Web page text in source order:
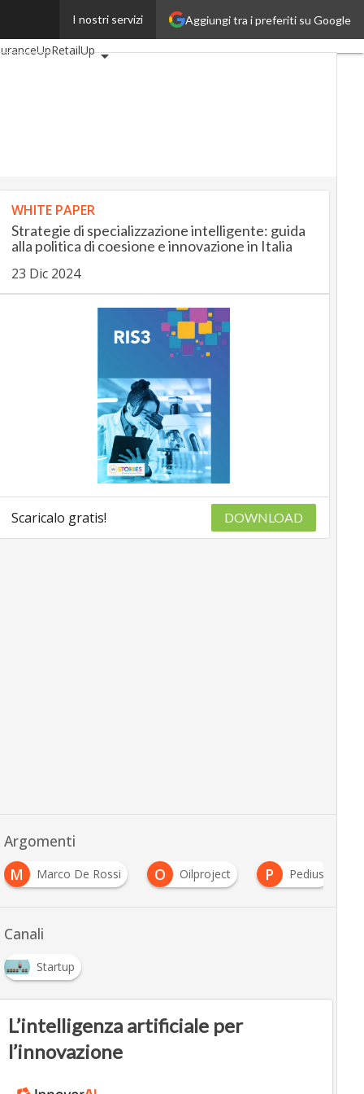
Aggiungi tra i preferiti su Google
I nostri servizi
RetailUp
WHITE PAPER
Strategie di specializzazione intelligente: guida
alla politica di coesione e innovazione in Italia
23 Dic 2024
Scaricalo gratis! DOWNLOAD
Argomenti
M Marco De Rossi O Oilproject P Pedius
Canali
Startup
L’intelligenza artificiale per
l’innovazione